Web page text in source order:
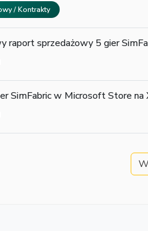
/ Kontrakty
raport sprzedażowy 5 gier
SimFabric w Microsoft Store na